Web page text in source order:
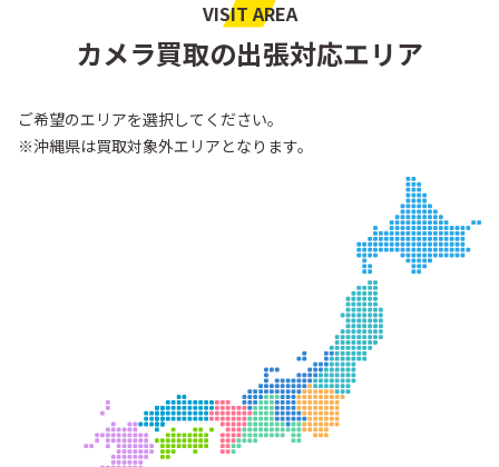
VISIT AREA
カメラ買取の出張対応エリア
ご希望のエリアを選択してください。
※沖縄県は買取対象外エリアとなります。